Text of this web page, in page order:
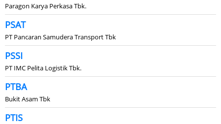
Paragon Karya Perkasa Tbk.
PSAT
PT Pancaran Samudera Transport Tbk
PSSI
PT IMC Pelita Logistik Tbk.
PTBA
Bukit Asam Tbk
PTIS